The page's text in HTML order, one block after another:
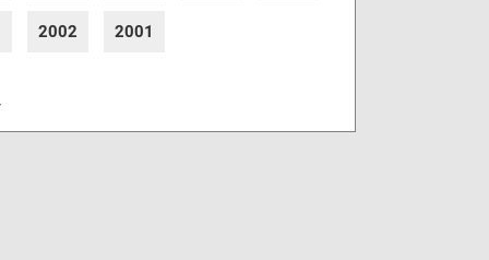
2002 2001